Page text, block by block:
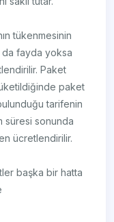
tükenmesinin
da fayda yoksa
Paket
paket
tarifenin
süresi sonunda
ücretlendirilir.
başka bir hatta